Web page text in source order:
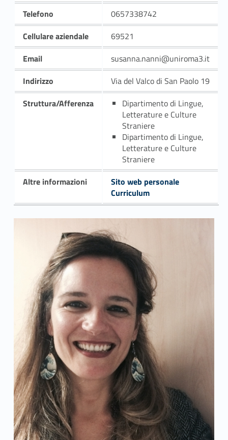
Telefono
0657338742
Cellulare aziendale
69521
Email
susanna.nanni@uniroma3.it
Indirizzo
Via del Valco di San Paolo 19
Struttura/Afferenza
Dipartimento di Lingue,
Letterature e Culture
Straniere
Dipartimento di Lingue,
Letterature e Culture
Straniere
Altre informazioni
Sito web personale
Curriculum